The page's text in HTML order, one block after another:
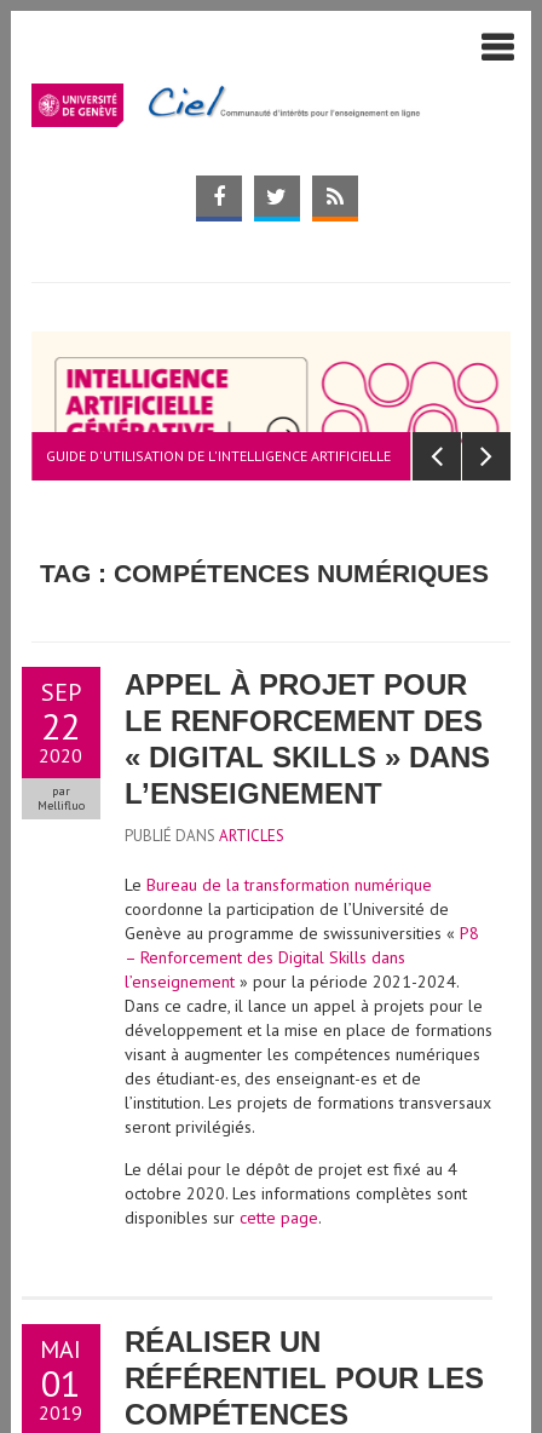
GUIDE D'UTILISATION DE L'INTELLIGENCE ARTIFICIELLE
TAG : COMPÉTENCES NUMÉRIQUES
SEP
22
2020
par
Mellifluo
APPEL À PROJET POUR
LE RENFORCEMENT DES
« DIGITAL SKILLS » DANS
L’ENSEIGNEMENT
PUBLIÉ DANS ARTICLES
Le Bureau de la transformation numérique
coordonne la participation de l’Université de
Genève au programme de swissuniversities « P8
– Renforcement des Digital Skills dans
l’enseignement» pour la période 2021-2024.
Dans ce cadre, il lance un appel à projets pour le
développement et la mise en place de formations
visant à augmenter les compétences numériques
des étudiant-es, des enseignant-es et de
l’institution. Les projets de formations transversaux
seront privilégiés.
Le délai pour le dépôt de projet est fixé au 4
octobre 2020. Les informations complètes sont
disponibles sur cette page.
MAI
01
2019
RÉALISER UN
RÉFÉRENTIEL POUR LES
COMPÉTENCES